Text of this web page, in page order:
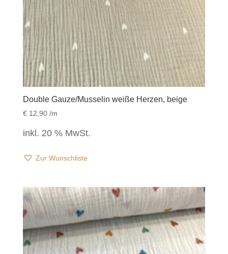
Double Gauze/Musselin weiße Herzen, beige
€12,90/m
inkl. 20 % MwSt.
Zur Wunschliste